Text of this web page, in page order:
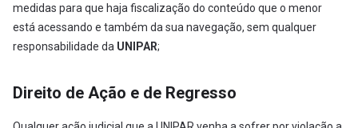
medidas para que haja fiscalização do conteúdo que o menor
está acessando e também da sua navegação, sem qualquer
responsabilidade da UNIPAR;
Direito de Ação e de Regresso